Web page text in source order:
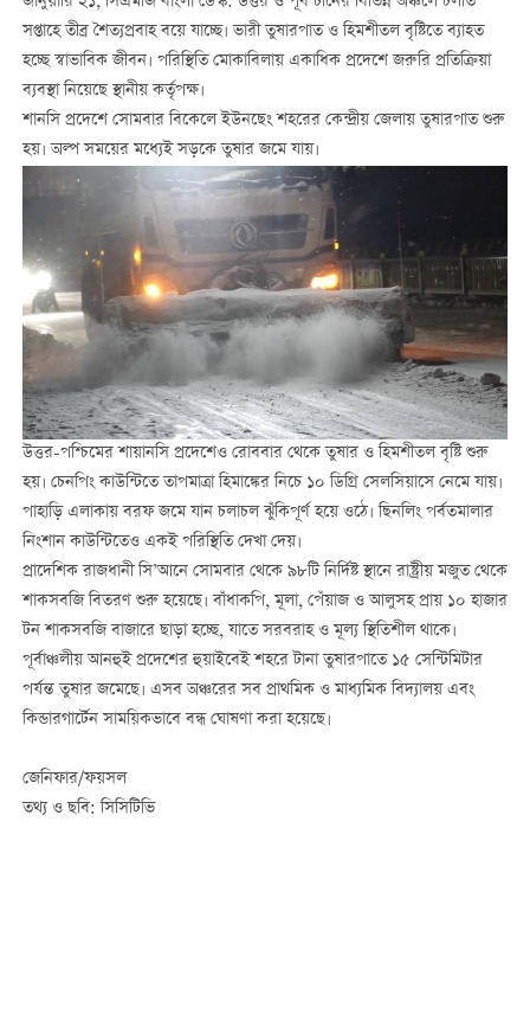
সপ্তাহে তীব্র শৈত্যপ্রবাহ বয়ে যাচ্ছে। ভারী তুষারপাত ও হিমশীতল বৃষ্টিতে ব্যাহত
হচ্ছে স্বাভাবিক জীবন। পরিস্থিতি মোকাবিলায় একাধিক প্রদেশে জরুরি প্রতিক্রিয়া
ব্যবস্থা নিয়েছে স্থানীয় কর্তৃপক্ষ।
শানসি প্রদেশে সোমবার বিকেলে ইউনছেং শহরের কেন্দ্রীয় জেলায় তুষারপাত শুরু
হয়। অল্প সময়ের মধ্যেই সড়কে তুষার জমে যায়।
উত্তর-পশ্চিমের শায়ানসি প্রদেশেও রোববার থেকে তুষার ও হিমশীতল বৃষ্টি শুরু
হয়। চেনপিং কাউন্টিতে তাপমাত্রা হিমাঙ্কের নিচে ১০ ডিগ্রি সেলসিয়াসে নেমে যায়।
পাহাড়ি এলাকায় বরফ জমে যান চলাচল ঝুঁকিপূর্ণ হয়ে ওঠে। ছিনলিং পর্বতমালার
নিংশান কাউন্টিতেও একই পরিস্থিতি দেখা দেয়।
প্রাদেশিক রাজধানী সি’আনে সোমবার থেকে ৯৮টি নির্দিষ্ট স্থানে রাষ্ট্রীয় মজুত থেকে
শাকসবজি বিতরণ শুরু হয়েছে। বাঁধাকপি, মূলা, পেঁয়াজ ও আলুসহ প্রায় ১০ হাজার
টন শাকসবজি বাজারে ছাড়া হচ্ছে, যাতে সরবরাহ ও মূল্য স্থিতিশীল থাকে।
পূর্বাঞ্চলীয় আনহুই প্রদেশের হুয়াইবেই শহরে টানা তুষারপাতে ১৫ সেন্টিমিটার
পর্যন্ত তুষার জমেছে। এসব অঞ্চরের সব প্রাথমিক ও মাধ্যমিক বিদ্যালয় এবং
কিন্ডারগার্টেন সাময়িকভাবে বন্ধ ঘোষণা করা হয়েছে।
জেনিফার/ফয়সল
তথ্য ও ছবি: সিসিটিভি